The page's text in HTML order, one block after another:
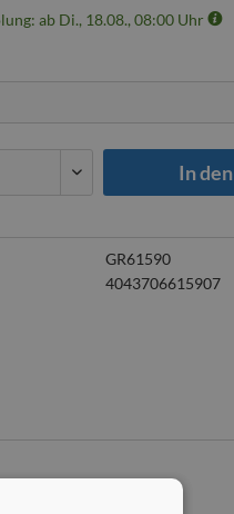
ab Di., 18.08., 08:00 Uhr
In den
GR61590
4043706615907